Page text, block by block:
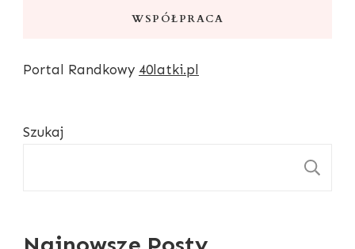
WSPÓŁPRACA
Portal Randkowy 40latki.pl
Szukaj